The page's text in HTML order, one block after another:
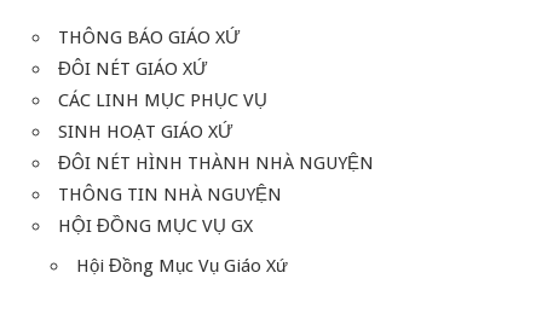
THÔNG BÁO GIÁO XỨ
ĐÔI NÉT GIÁO XỨ
CÁC LINH MỤC PHỤC VỤ
SINH HOẠT GIÁO XỨ
ĐÔI NÉT HÌNH THÀNH NHÀ NGUYỆN
THÔNG TIN NHÀ NGUYỆN
HỘI ĐỒNG MỤC VỤ GX
Hội Đồng Mục Vụ Giáo Xứ